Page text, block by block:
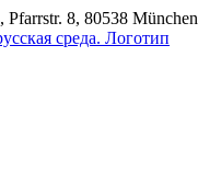
8, 80538 München